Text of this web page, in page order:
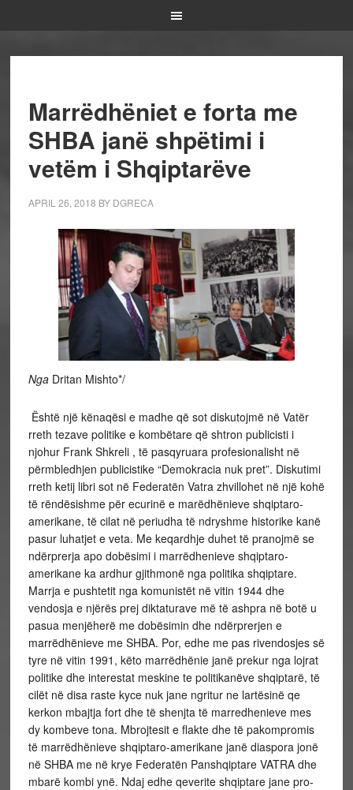
Marrëdhëniet e forta me
SHBA janë shpëtimi i
vetëm i Shqiptarëve
APRIL 26, 2018 BY DGRECA
Nga Dritan Mishto*/
Është një kënaqësi e madhe që sot diskutojmë në Vatër
rreth tezave politike e kombëtare që shtron publicisti i
njohur Frank Shkreli , të pasqyruara profesionalisht në
përmbledhjen publicistike “Demokracia nuk pret”. Diskutimi
rreth ketij libri sot në Federatën Vatra zhvillohet në një kohë
të rëndësishme për ecurinë e marëdhënieve shqiptaro-
amerikane, të cilat në periudha të ndryshme historike kanë
pasur luhatjet e veta. Me keqardhje duhet të pranojmë se
ndërprerja apo dobësimi i marrëdhenieve shqiptaro-
amerikane ka ardhur gjithmonë nga politika shqiptare.
Marrja e pushtetit nga komunistët në vitin 1944 dhe
vendosja e njërës prej diktaturave më të ashpra në botë u
pasua menjëherë me dobësimin dhe ndërprerjen e
marrëdhënieve me SHBA. Por, edhe me pas rivendosjes së
tyre në vitin 1991, këto marrëdhënie janë prekur nga lojrat
politike dhe interestat meskine te politikanëve shqiptarë, të
cilët në disa raste kyce nuk jane ngritur ne lartësinë qe
kerkon mbajtja fort dhe të shenjta të marredhenieve mes
dy kombeve tona. Mbrojtesit e flakte dhe të pakompromis
të marrëdhënieve shqiptaro-amerikane janë diaspora jonë
në SHBA me në krye Federatën Panshqiptare VATRA dhe
mbarë kombi ynë. Ndaj edhe qeverite shqiptare jane pro-